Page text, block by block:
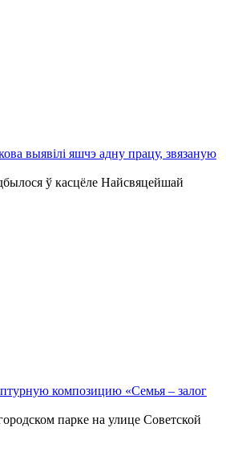
выявілі яшчэ адну працу, звязаную
ў касцёле Найсвяцейшай
композицию «Семья – залог
парке на улице Советской